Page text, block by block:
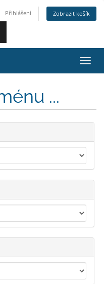
Přihlášení Zobrazit košík
...